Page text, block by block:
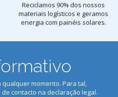
Reciclamos 90% dos nossos
materiais logísticos e geramos
energia com painéis solares.
momento. Para tal,
contacto na declaração legal.